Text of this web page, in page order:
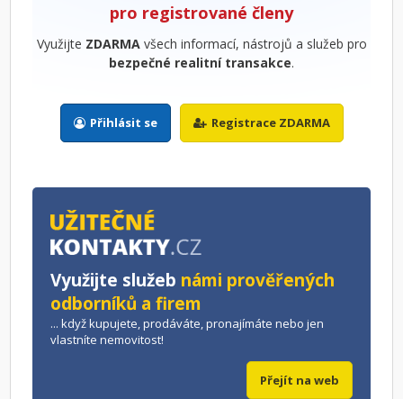
pro registrované členy
Využijte ZDARMAvšech informací, nástrojů a služeb pro
bezpečné realitní transakce.
Přihlásit se Registrace ZDARMA
Využijte služeb námi prověřených
odborníků a firem
... když kupujete, prodáváte, pronajímáte nebo jen
vlastníte nemovitost!
Přejít na web